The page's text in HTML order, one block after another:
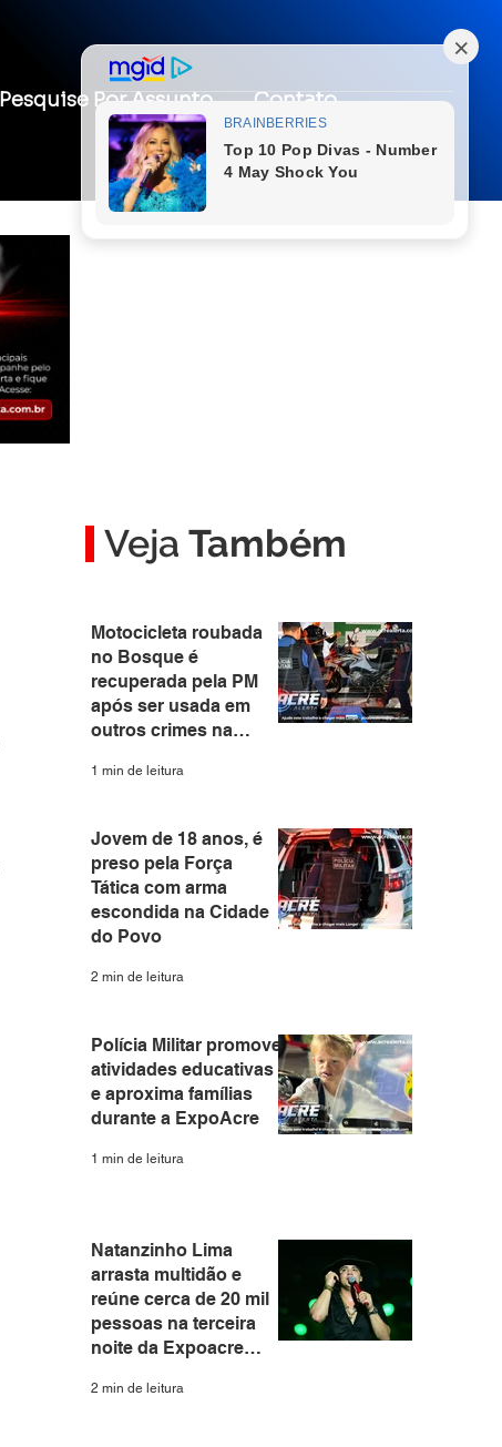
Pesquise Por Assunto Contato
Motocicleta roubada
no Bosque é
recuperada pela PM
após ser usada em
outros crimes na
1 min de leitura
Jovem de 18 anos, é
preso pela Força
Tática com arma
escondida na Cidade
do Povo
2 min de leitura
Polícia Militar promove
atividades educativas
e aproxima famílias
durante a ExpoAcre
1 min de leitura
Natanzinho Lima
arrasta multidão e
reúne cerca de 20 mil
pessoas na terceira
noite da Expoacre
2 min de leitura
Veja Também